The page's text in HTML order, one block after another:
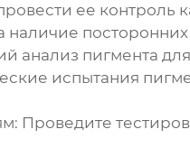
ее контроль
наличие
анализ пигмента
испытания
Проведите